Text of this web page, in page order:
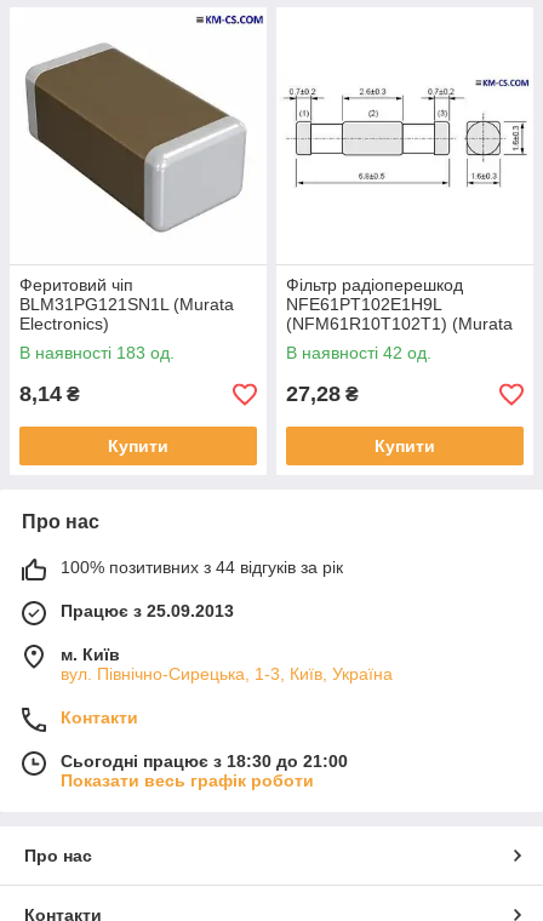
Феритовий чіп
BLM31PG121SN1L (Murata
Electronics)
В наявності 183 од.
8,14 ₴
Купити
Фільтр радіоперешкод
NFE61PT102E1H9L
(NFM61R10T102T1) (Murata
Electronics)
В наявності 42 од.
27,28 ₴
Купити
Про нас
100% позитивних з 44 відгуків за рік
Працює з 25.09.2013
м. Київ
вул. Північно-Сирецька, 1-3, Київ, Україна
Контакти
Сьогодні працює з 18:30 до 21:00
Показати весь графік роботи
Про нас
Контакти